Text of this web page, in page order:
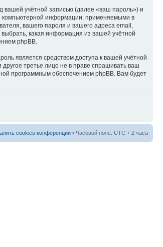
вашей учётной записью (далее «ваш пароль») и
информации, применяемыми в
вашего пароля и вашего адреса email,
какая информация из вашей учётной
phpBB.
является средством доступа к вашей учётной
третье лицо не в праве спрашивать ваш
программным обеспечением phpBB. Вам будет
cookies конференции • Часовой пояс: UTC + 2 часа